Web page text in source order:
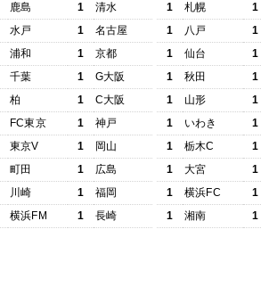
鹿島 1
清水
水戸 1
名古屋
浦和 1
京都
千葉 1
G大阪
柏 1
C大阪
FC東京 1
神戸
東京V 1
岡山
町田 1
広島
川崎 1
福岡
横浜FM 1 長崎
1 札幌
1
1
八戸
1
1
仙台
1
1
秋田
1
1
山形
1
1
いわき
1
1
栃木C
1
1
大宮
1
1
横浜FC
1
1
湘南 1